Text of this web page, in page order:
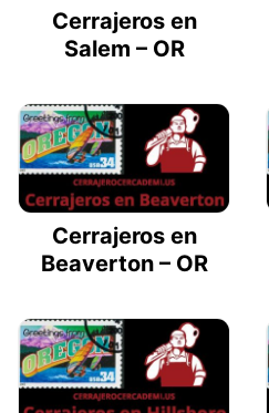
Cerrajeros en
Salem – OR
Cerrajeros en
Beaverton – OR